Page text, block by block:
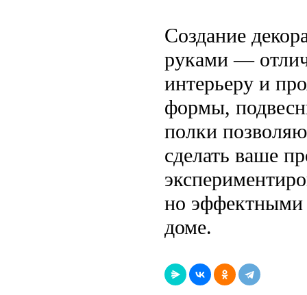
Создание
руками —
интерьеру и
формы,
полки
сделать ваше
но эффектными
доме.